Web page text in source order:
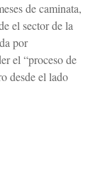
de caminata,
el sector de la
por
el “proceso de
desde el lado